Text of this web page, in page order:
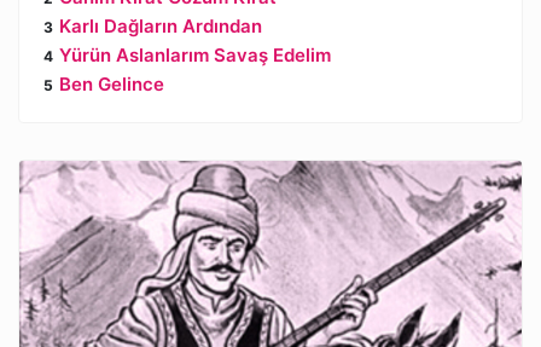
Karlı Dağların Ardından
Yürün Aslanlarım Savaş Edelim
Ben Gelince